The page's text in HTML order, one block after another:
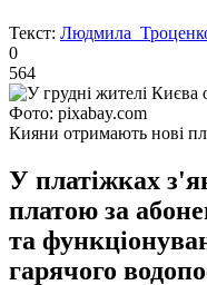
Текст: Людмила
0
564
Фото: pixabay.com
Кияни отримають нові
У платіжках
платою за
та
гарячого